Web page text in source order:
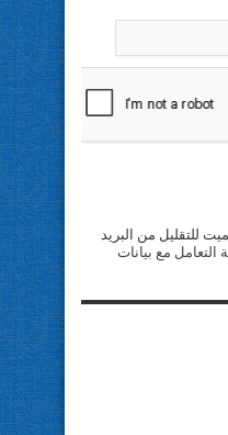
للتقليل من البريد
التعامل مع بيانات